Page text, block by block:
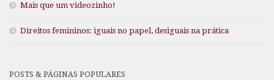
Mais que um videozinho!
Direitos femininos: iguais no papel, desiguais na prática
POSTS & PÁGINAS POPULARES